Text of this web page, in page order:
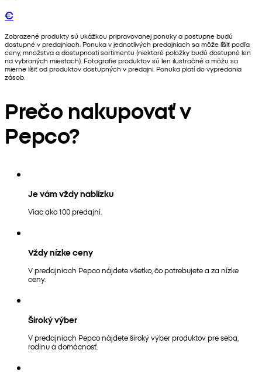
€
Zobrazené produkty sú ukážkou pripravovanej ponuky a postupne budú
dostupné v predajniach. Ponuka v jednotlivých predajniach sa môže líšiť podľa
ceny, množstva a dostupnosti sortimentu (niektoré položky budú dostupné len
na vybraných miestach). Fotografie produktov sú len ilustračné a môžu sa
mierne líšiť od produktov dostupných v predajni. Ponuka platí do vypredania
zásob.
Prečo nakupovať v
Pepco?
Je vám vždy nablízku
Viac ako 100 predajní.
Vždy nízke ceny
V predajniach Pepco nájdete všetko, čo potrebujete a za nízke
ceny.
Široký výber
V predajniach Pepco nájdete široký výber produktov pre seba,
rodinu a domácnosť.